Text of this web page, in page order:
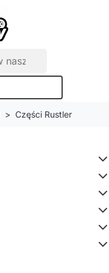
Części Rustler